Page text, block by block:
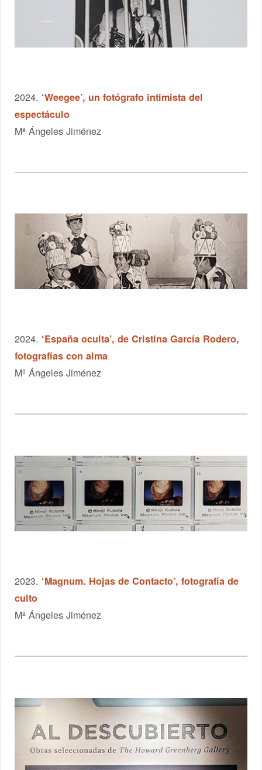
2024. ‘Weegee’, un fotógrafo intimista del
espectáculo
Mª Ángeles Jiménez
2024. ‘España oculta’, de Cristina García Rodero,
fotografías con alma
Mª Ángeles Jiménez
2023. ‘Magnum. Hojas de Contacto’, fotografía de
culto
Mª Ángeles Jiménez